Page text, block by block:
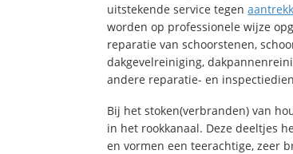
uitstekende service tegen
worden op professionele wijze
reparatie van schoorstenen,
dakgevelreiniging,
andere reparatie- en
Bij het stoken(verbranden) van
in het rookkanaal. Deze deeltjes
en vormen een teerachtige, zeer